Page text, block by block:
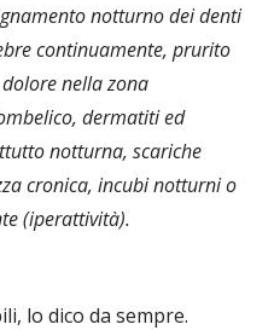
notturno dei denti
continuamente, prurito
nella zona
dermatiti ed
notturna, scariche
cronica, incubi notturni o
(iperattività).
lo dico da sempre.